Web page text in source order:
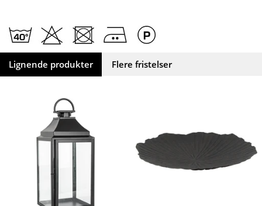
Lignende produkter Flere fristelser